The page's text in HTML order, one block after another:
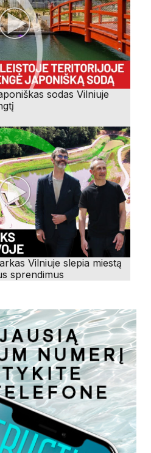
sodas Vilniuje
Vilniuje slepia miestą
sprendimus